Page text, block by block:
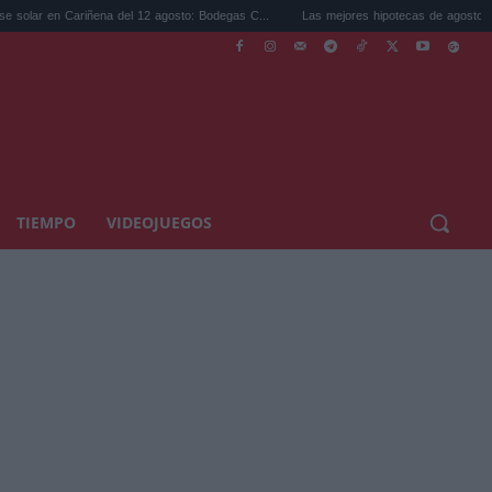
del 12 agosto: Bodegas C... Las mejores hipotecas de agosto: el TAE más
TIEMPO VIDEOJUEGOS